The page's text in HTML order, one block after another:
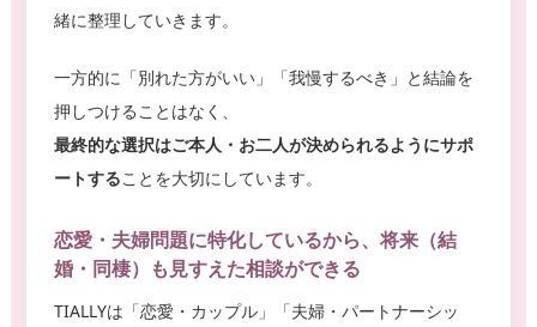
緒に整理していきます。
一方的に「別れた方がいい」「我慢するべき」と結論を
押しつけることはなく、
最終的な選択はご本人・お二人が決められるようにサポ
ートすることを大切にしています。
恋愛・夫婦問題に特化しているから、将来（結
婚・同棲）も見すえた相談ができる
TIALLYは「恋愛・カップル」「夫婦・パートナーシッ